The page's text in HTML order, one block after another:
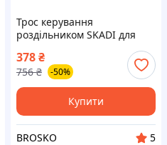
Трос керування
роздільником SKADI для
МАЗ і КРАЗ завдовжки 1050
мм модель 238Н.1772183
378₴
756 ₴ -50%
Купити
BROSKO
5